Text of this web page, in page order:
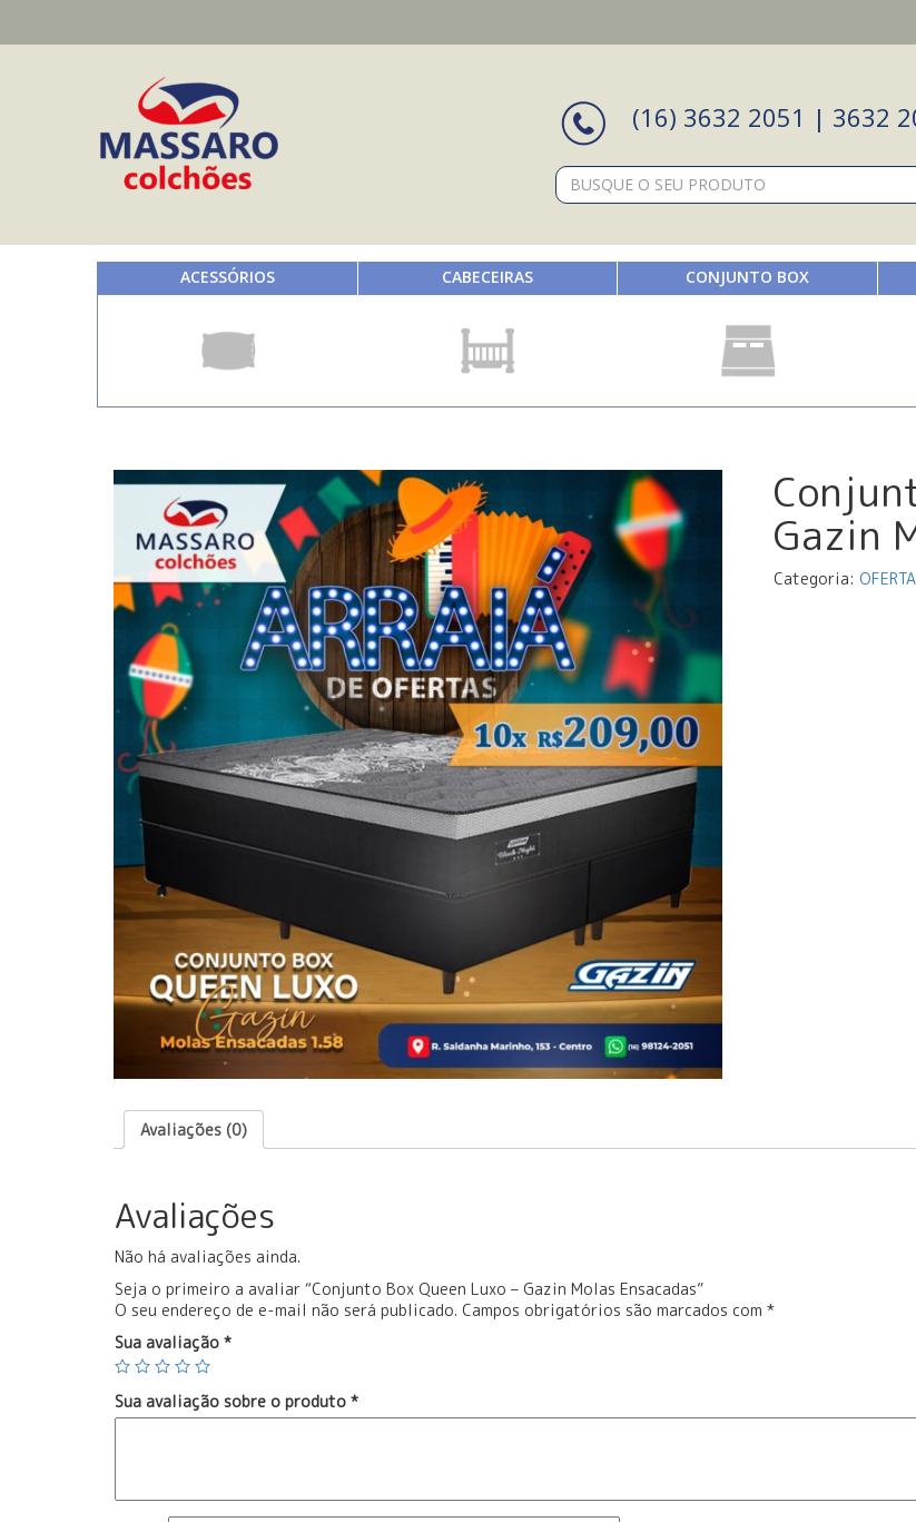
(16) 3632 2051 | 3632
Pesquisar:
ACESSÓRIOS CABECEIRAS CONJUNTO BOX
Gazin
Categoria:
Avaliações (0)
Avaliações
Não há avaliações ainda.
Seja o primeiro a avaliar “Conjunto Box Queen Luxo – Gazin Molas Ensacadas”
O seu endereço de e-mail não será publicado. Campos obrigatórios são marcados com *
Sua avaliação *
Sua avaliação sobre o produto *